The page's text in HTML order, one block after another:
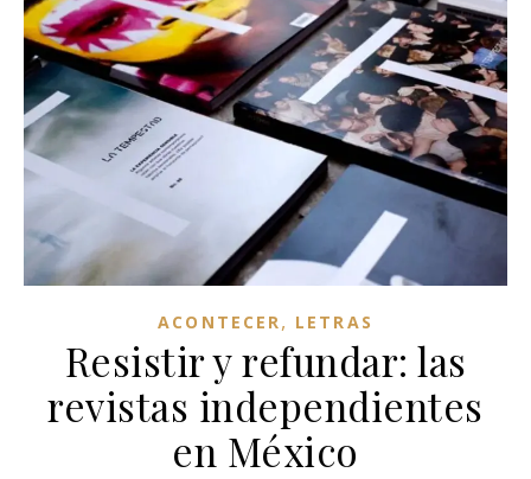
ACONTECER, LETRAS
Resistir y refundar: las
revistas independientes
en México